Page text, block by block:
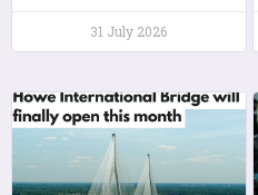
31 July 2026